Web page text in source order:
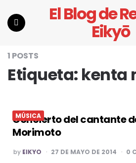
El Blog de
Eikyō
1 POSTS
Etiqueta: kenta
MÚSICA
Concierto del cantante
Morimoto
POSTED
BY
by EIKYO 27 DE MAYO DE 2014 0